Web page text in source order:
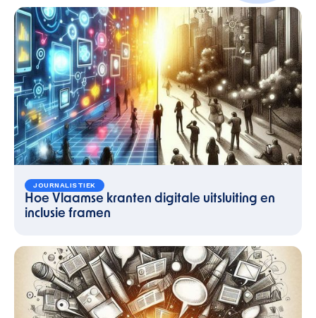
JOURNALISTIEK
Hoe Vlaamse kranten digitale uitsluiting en
inclusie framen